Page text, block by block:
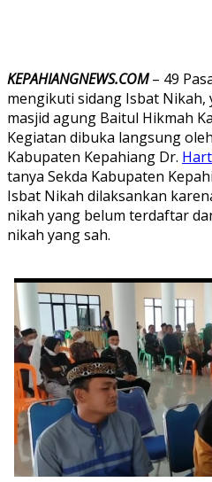
KEPAHIANGNEWS.COM– 49
mengikuti sidang Isbat Nikah,
masjid agung Baitul Hikmah
Kegiatan dibuka langsung
Kabupaten Kepahiang Dr.
tanya Sekda Kabupaten
Isbat Nikah dilaksankan
nikah yang belum terdaftar
nikah yang sah.